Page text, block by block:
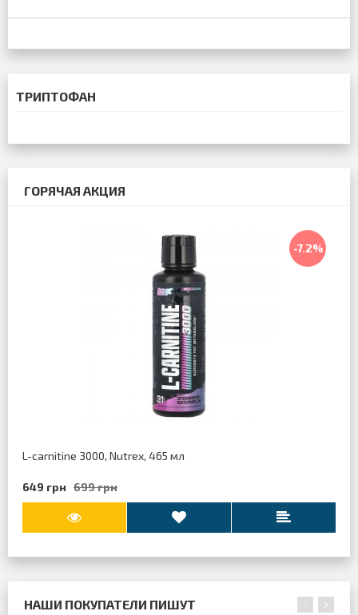
ГОРЯЧАЯ АКЦИЯ
-7.2%
L-carnitine 3000, Nutrex, 465 мл
649 грн 699 грн
НАШИ ПОКУПАТЕЛИ ПИШУТ
ТРИПТОФАН